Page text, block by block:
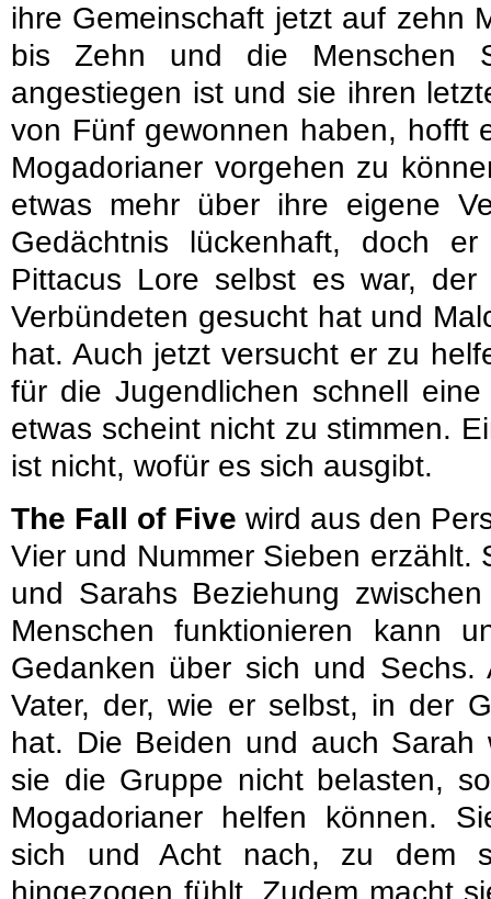
ihre Gemeinschaft jetzt auf zehn
bis Zehn und die Menschen
angestiegen ist und sie ihren
von Fünf gewonnen haben, hofft
Mogadorianer vorgehen zu
etwas mehr über ihre eigene
Gedächtnis lückenhaft, doch
Pittacus Lore selbst es war,
Verbündeten gesucht hat und
hat. Auch jetzt versucht er zu
für die Jugendlichen schnell
etwas scheint nicht zu stimmen.
ist nicht, wofür es sich ausgibt.
The Fall of Five wird aus den
Vier und Nummer Sieben erzählt.
und Sarahs Beziehung
Menschen funktionieren kann
Gedanken über sich und
Vater, der, wie er selbst, in der
hat. Die Beiden und auch Sarah
sie die Gruppe nicht belasten,
Mogadorianer helfen können.
sich und Acht nach, zu dem
hingezogen fühlt. Zudem macht